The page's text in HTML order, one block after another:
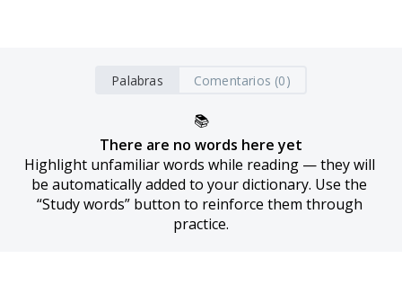
Palabras Comentarios (0)
📚
There are no words here yet
Highlight unfamiliar words while reading — they will
be automatically added to your dictionary. Use the
“Study words” button to reinforce them through
practice.